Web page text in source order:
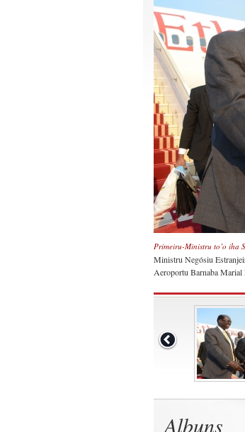
Primeiru-Ministru to’o iha
Ministru Negósiu
Aeroportu Barnaba Marial
Albuns